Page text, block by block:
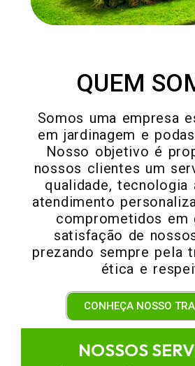
QUEM
Somos uma empresa
em jardinagem e
Nosso objetivo é
nossos clientes um
qualidade, tecnologia
atendimento
comprometidos em
satisfação de
prezando sempre pela
ética e
CONHEÇA NOSSO
NOSSOS